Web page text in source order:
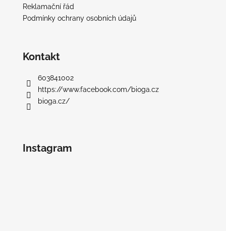
Reklamační řád
Podmínky ochrany osobních údajů
Kontakt
603841002
https://www.facebook.com/bioga.cz
bioga.cz/
Instagram